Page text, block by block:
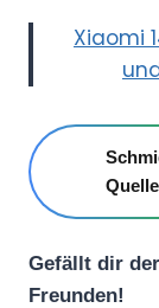
Xiaomi
Gefällt dir
Freunden!